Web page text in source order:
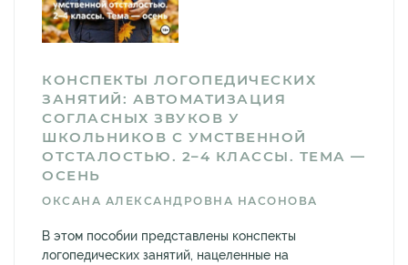
КОНСПЕКТЫ ЛОГОПЕДИЧЕСКИХ
ЗАНЯТИЙ: АВТОМАТИЗАЦИЯ
СОГЛАСНЫХ ЗВУКОВ У
ШКОЛЬНИКОВ С УМСТВЕННОЙ
ОТСТАЛОСТЬЮ. 2–4 КЛАССЫ. ТЕМА —
ОСЕНЬ
ОКСАНА АЛЕКСАНДРОВНА НАСОНОВА
В этом пособии представлены конспекты
логопедических занятий, нацеленные на